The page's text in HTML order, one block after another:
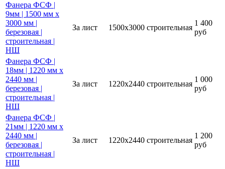
Фанера ФСФ |
9мм | 1500 мм х
3000 мм |
березовая |
строительная |
НШ
За лист 1500х3000 строительная
1 400
руб
Фанера ФСФ |
18мм | 1220 мм х
2440 мм |
березовая |
строительная |
НШ
За лист 1220х2440 строительная
1 000
руб
Фанера ФСФ |
21мм | 1220 мм х
2440 мм |
березовая |
строительная |
НШ
За лист 1220х2440 строительная
1 200
руб